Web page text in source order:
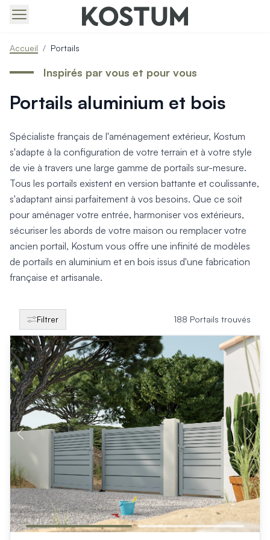
Produits > Portails > Portails contemporains
Produits > Portails > Portails traditionnels
Produits > Portails > Portails architectes
Produits > Portails > Portails avec décors
Produits > Portails > Portails économiques
Produits > Portails > Les ouvertures spéciales
Produits > Portillons > Tous nos portillons
Produits > Portillons > Portillons contemporains
Produits > Portillons > Portillons traditionnels
Produits > Portillons > Portillons architectes
Produits > Portillons > Portillons décoratifs
Produits > Portillons > Motorisation Portillon
Produits > Portillons > Ouvertures Spéciales
Produits > Clôtures > Toutes nos clôtures
Produits > Clôtures > Clôtures contemporaines
Produits > Clôtures > Clôtures traditionnelles
Produits > Clôtures > Clôtures décoratives
Produits > Clôtures > Claustras
Produits > Garde-corps et rambardes > Tous nos garde-
Produits > Garde-corps et rambardes > Garde-corps à
Produits > Garde-corps et rambardes > Garde-corps vitrés
Produits > Garde-corps et rambardes > Garde-corps
Produits > Garde-corps et rambardes > Clôtures
Produits > Garde-corps et rambardes > Aides à la montée
Produits > Garde-corps et rambardes > Séparatifs de
Produits > Pergolas > Pergolas
Produits > Pergolas > Guide de choix
Produits > Carports > Carports voiture
Produits > Carports > Guide de choix
Produits > Porche d'entrée > Porche d'entrée
Produits > Cuisine extérieure > Cuisine extérieure
Produits > Habillages extérieur aluminium > Tous nos
Accueil / Portails
Portails aluminium et bois
Inspirés par vous et pour vous
Spécialiste français de l'aménagement extérieur, Kostum
s'adapte à la configuration de votre terrain et à votre style
de vie à travers une large gamme de portails sur-mesure.
Tous les portails existent en version battante et coulissante,
s'adaptant ainsi parfaitement à vos besoins. Que ce soit
pour aménager votre entrée, harmoniser vos extérieurs,
sécuriser les abords de votre maison ou remplacer votre
ancien portail, Kostum vous offre une infinité de modèles
de portails en aluminium et en bois issus d'une fabrication
française et artisanale.
Filtrer 188 Portails trouvés